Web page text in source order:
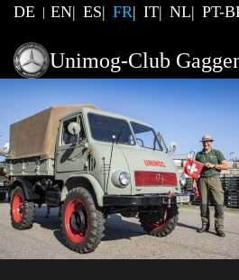
DE EN ES FR IT NL PT-
Unimog-Club